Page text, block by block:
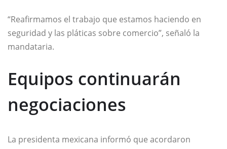
“Reafirmamos el trabajo que estamos haciendo en
seguridad y las pláticas sobre comercio”, señaló la
mandataria.
Equipos continuarán
negociaciones
La presidenta mexicana informó que acordaron